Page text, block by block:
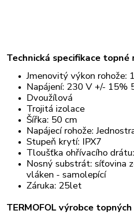
Technická specifikace
Jmenovitý výkon rohože:
Napájení: 230 V +/- 15%
Dvoužílová
Trojitá izolace
Šířka: 50 cm
Napájecí rohože:
Stupeň krytí: IPX7
Tloušťka ohřívacího
Nosný substrát: síťovina
vláken - samolepící
Záruka: 25let
TERMOFOL výrobce